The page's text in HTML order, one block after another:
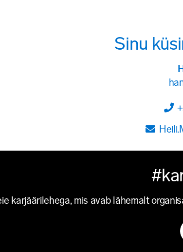
Sinu
karjäärilehega, mis avab lähemalt